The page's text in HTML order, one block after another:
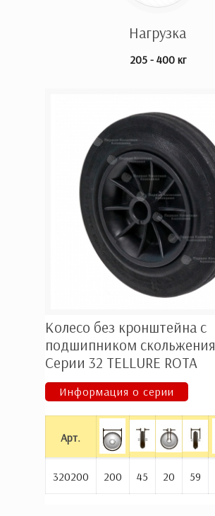
Нагрузка
205 - 400 кг
Колесо без кронштейна с
подшипником скольжения
Серии 32 ТELLURE ROTA
Информация о серии
Арт.
320200 200 45 20 59